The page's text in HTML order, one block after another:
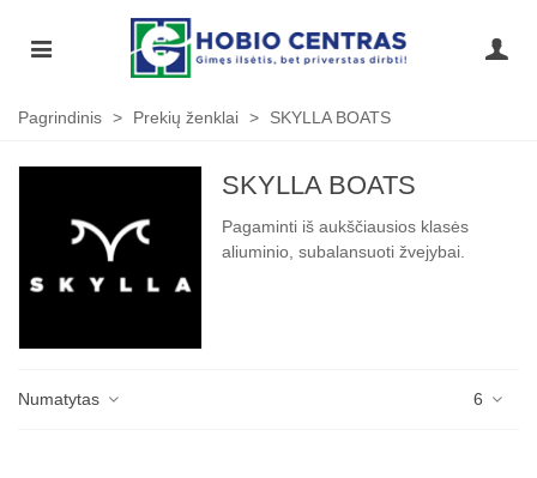
Pagrindinis > Prekių ženklai > SKYLLA BOATS
SKYLLA BOATS
Pagaminti iš aukščiausios klasės
aliuminio, subalansuoti žvejybai.
Numatytas 6